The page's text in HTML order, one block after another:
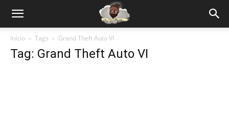
Início Tags Grand Theft Auto VI
Tag: Grand Theft Auto VI